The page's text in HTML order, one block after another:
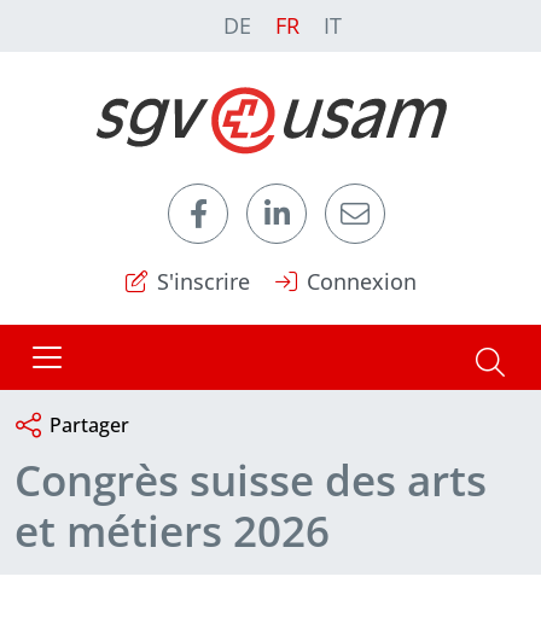
DE FR IT
S'inscrire Connexion
Partager
Congrès suisse des arts
et métiers 2026